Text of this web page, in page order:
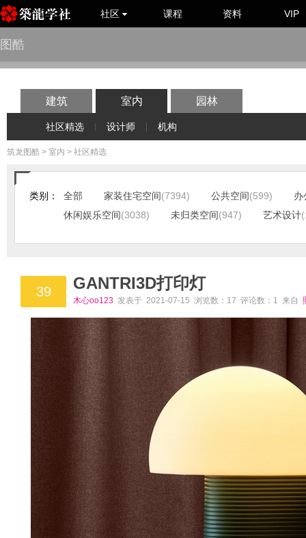
社区 课程 资料 VIP
图酷
建筑 室内 园林
社区精选 设计师 机构
筑龙图酷 > 室内 > 社区精选
类别： 全部 家装住宅空间(7394) 公共空间(599)
办
休闲娱乐空间(3038) 未归类空间(947) 艺术设计
39 GANTRI3D打印灯
木心oo123 发表于 2021-07-15 浏览数：17 评论数：1 来自